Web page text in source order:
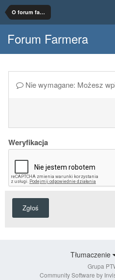
O forum farmer.pl
Forum Farmera
Nie wymagane: Możesz
Weryfikacja
Zgłoś
Tłumaczenie
Grupa
Community Software by